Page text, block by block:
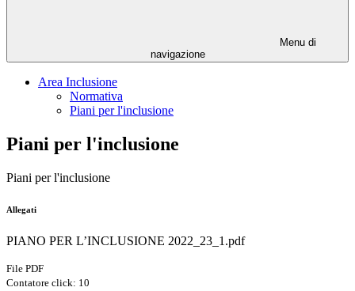
Menu di
navigazione
Area Inclusione
Normativa
Piani per l'inclusione
Piani per l'inclusione
Piani per l'inclusione
Allegati
PIANO PER L’INCLUSIONE 2022_23_1.pdf
File PDF
Contatore click: 10